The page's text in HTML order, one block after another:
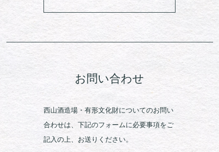
お問い合わせ
西山酒造場・有形文化財についてのお問い
合わせは、下記のフォームに必要事項をご
記入の上、お送りください。